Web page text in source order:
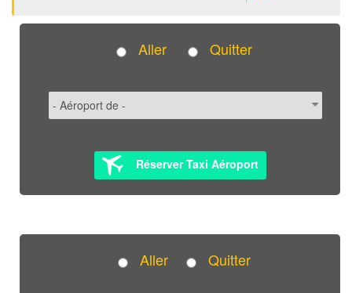
Aller Quitter
Réserver Taxi Aéroport
Aller Quitter